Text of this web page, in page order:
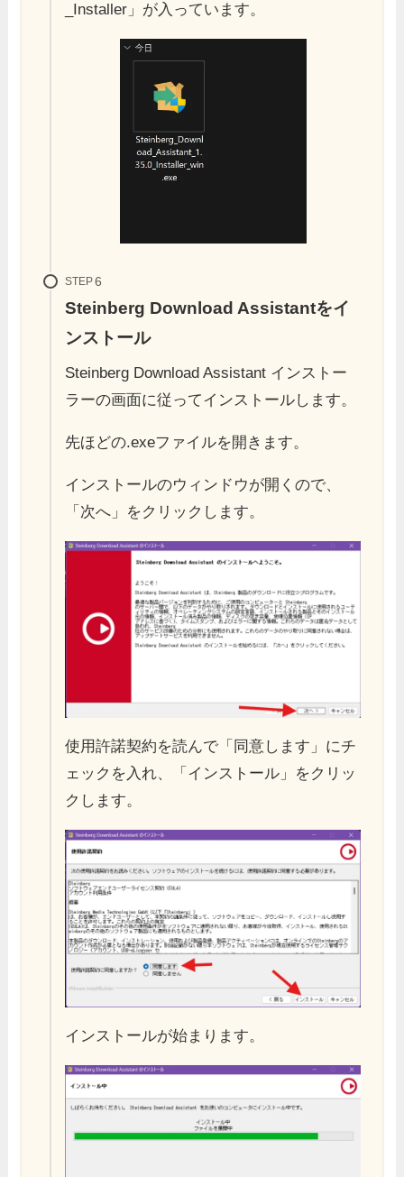
_Installer」が入っています。
STEP
Steinberg Download Assistantをイ
ンストール
Steinberg Download Assistant インストー
ラーの画面に従ってインストールします。
先ほどの.exeファイルを開きます。
インストールのウィンドウが開くので、
「次へ」をクリックします。
使用許諾契約を読んで「同意します」にチ
ェックを入れ、「インストール」をクリッ
クします。
インストールが始まります。